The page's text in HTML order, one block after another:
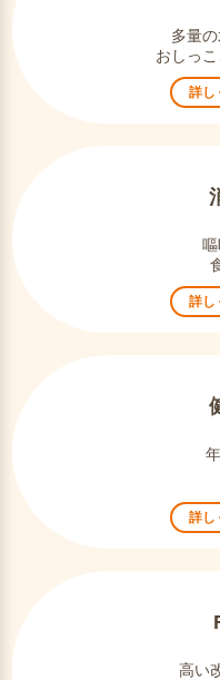
多量の
おしっ
詳し
嘔
詳し
詳し
高い